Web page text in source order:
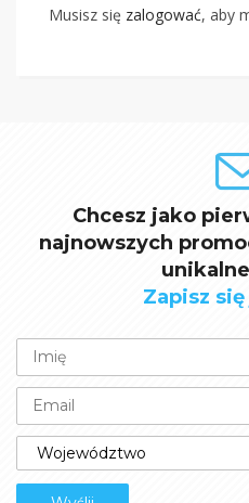
Musisz się zalogować, aby
Chcesz jako
najnowszych
Zapisz